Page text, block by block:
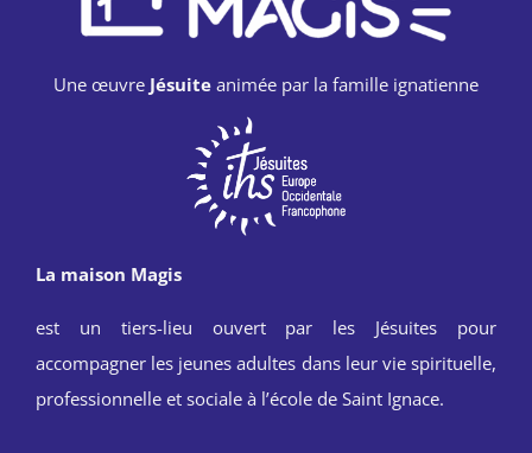
Une œuvre Jésuite animée par la famille ignatienne
La maison Magis
est un tiers-lieu ouvert par les Jésuites pour
accompagner les jeunes adultes dans leur vie spirituelle,
professionnelle et sociale à l’école de Saint Ignace.